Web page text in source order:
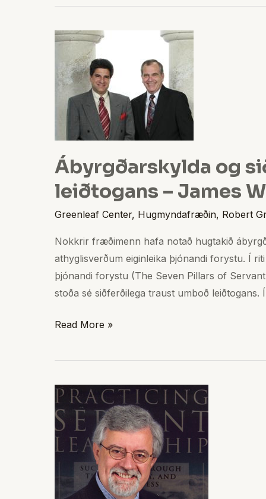
Ábyrgðarskylda og
leiðtogans – James
Greenleaf Center, Hugmyndafræðin, Robert
Nokkrir fræðimenn hafa notað hugtakið
athyglisverðum eiginleika þjónandi forystu. Í
þjónandi forystu (The Seven Pillars of
stoða sé siðferðilega traust umboð leiðtogans.
Ábyrgðarskylda
siðferðilegt
umboð
leiðtogans
James
W.
Sipe
og
Don
Frick
Read More »
Tíu
einkenni
þjónandi
leiðtoga
samkvæmt
Larry
Spears